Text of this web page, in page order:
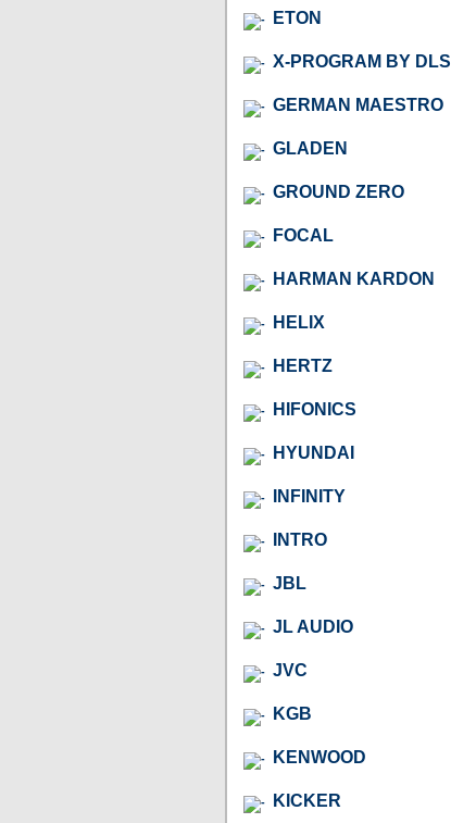
ETON
X-PROGRAM BY DLS
GERMAN MAESTRO
GLADEN
GROUND ZERO
FOCAL
HARMAN KARDON
HELIX
HERTZ
HIFONICS
HYUNDAI
INFINITY
INTRO
JBL
JL AUDIO
JVC
KGB
KENWOOD
KICKER